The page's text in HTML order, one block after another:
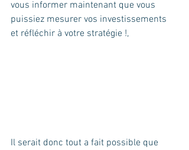
vous informer maintenant que vous
puissiez mesurer vos investissements
et réfléchir à votre stratégie !,
Il serait donc tout a fait possible que